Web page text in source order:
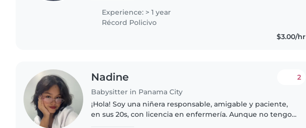
Experience: > 1 year
Récord Policivo
$3.00/hr
Nadine
Babysitter in Panama City
2
¡Hola! Soy una niñera responsable, amigable y paciente,
en sus 20s, con licencia en enfermería. Aunque no tengo